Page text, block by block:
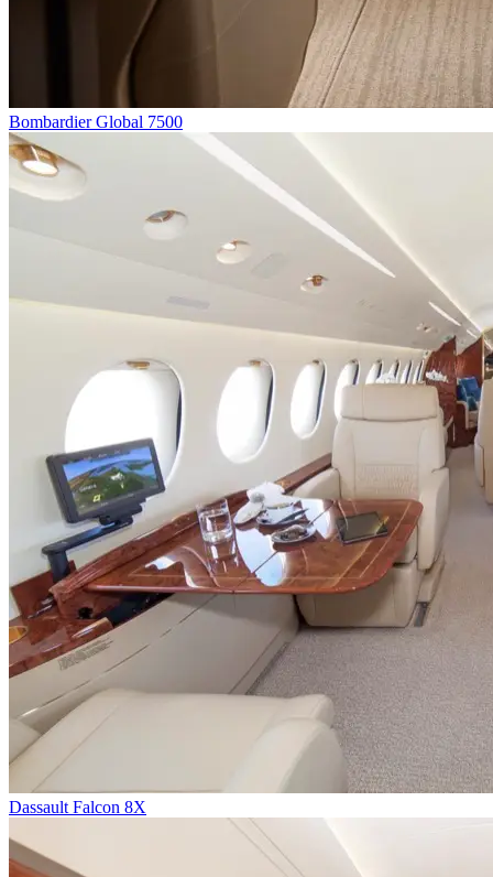
Bombardier Global 7500
Dassault Falcon 8X